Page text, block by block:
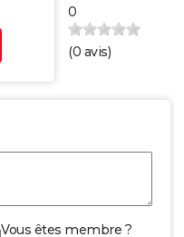
0
(0 avis)
Vous êtes membre ?